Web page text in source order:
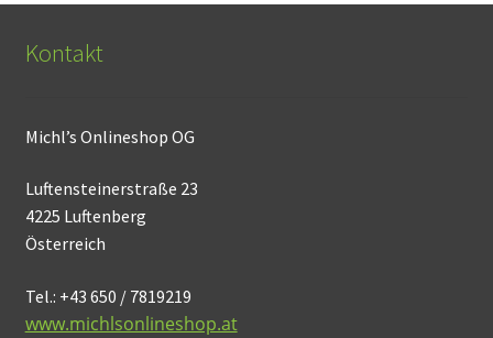
Kontakt
Michl’s Onlineshop OG
Luftensteinerstraße 23
4225 Luftenberg
Österreich
Tel.: +43 650 / 7819219
www.michlsonlineshop.at